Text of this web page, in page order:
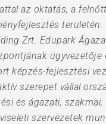
az oktatás, a
területén.
Zrt. Edupark
ügyvezetője
képzés-fejlesztési
szerepet vállal
és ágazati, szakmai,
szervezetek